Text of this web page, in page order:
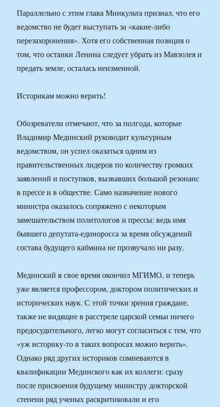
Параллельно с этим глава Минкульта признал, что его
ведомство не будет выступать за «какие-либо
перезахоронения». Хотя его собственная позиция о
том, что останки Ленина следует убрать из Мавзолея и
предать земле, осталась неизменной.
Историкам можно верить!
Обозреватели отмечают, что за полгода, которые
Владимир Мединский руководит культурным
ведомством, он успел оказаться одним из
правительственных лидеров по количеству громких
заявлений и поступков, вызвавших большой резонанс
в прессе и в обществе. Само назначение нового
министра оказалось сопряжено с некоторым
замешательством политологов и прессы: ведь имя
бывшего депутата-единоросса за время обсуждений
состава будущего кабмина не прозвучало ни разу.
Мединский в свое время окончил МГИМО, и теперь
уже является профессором, доктором политических и
исторических наук. С этой точки зрения граждане,
также не видящие в расстреле царской семьи ничего
предосудительного, легко могут согласиться с тем, что
«уж историку-то в таких вопросах можно верить».
Однако ряд других историков сомневаются в
квалификации Мединского как их коллеги: сразу
после присвоения будущему министру докторской
степени ряд ученых раскритиковали и его